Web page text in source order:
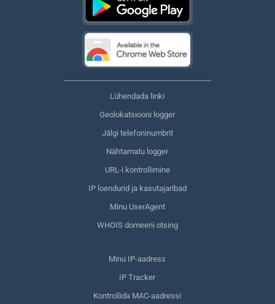
Lühendada linki
Geolokatsiooni logger
Jälgi telefoninumbrit
Nähtamatu logger
URL-i kontrollimine
IP loendurid ja kasutajaribad
Minu UserAgent
WHOIS domeeni otsing
Minu IP-aadress
IP Tracker
Kontrollida MAC-aadressi